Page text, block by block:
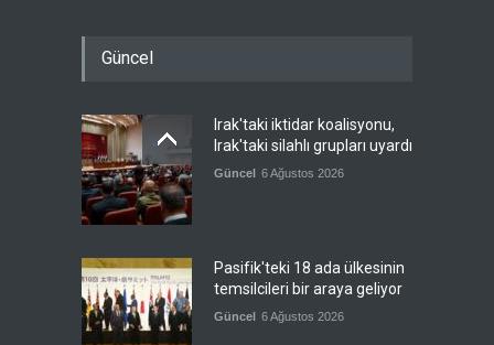
Güncel
Irak'taki iktidar koalisyonu,
Irak'taki silahlı grupları uyardı
Güncel 6 Ağustos 2026
Pasifik'teki 18 ada ülkesinin
temsilcileri bir araya geliyor
Güncel 6 Ağustos 2026